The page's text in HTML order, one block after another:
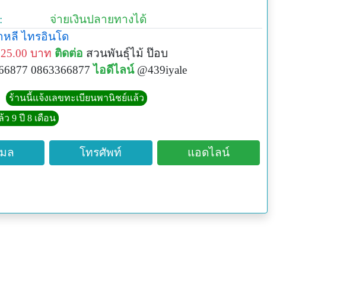
จ่ายเงินปลายทางได้
หลี ไทรอินโด
บาท ติดต่อ สวนพันธุ์ไม้ ป๊อบ
0863366877 ไอดีไลน์ @439iyale
ร้านนี้แจ้งเลขทะเบียนพานิชย์แล้ว
9 ปี 8 เดือน
ล โทรศัพท์ แอดไลน์